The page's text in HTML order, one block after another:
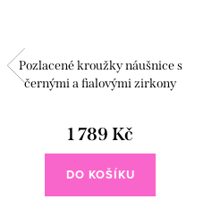
Pozlacené kroužky náušnice s
černými a fialovými zirkony
1 789 Kč
DO KOŠÍKU